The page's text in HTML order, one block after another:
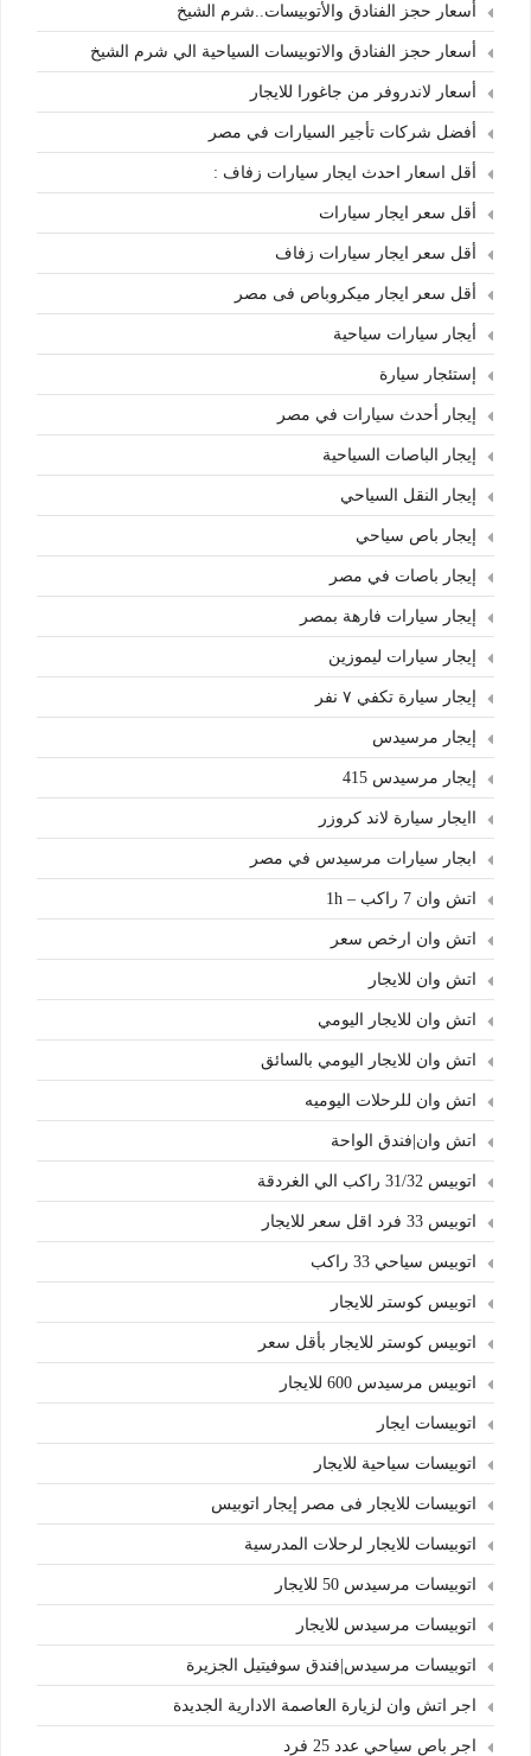
أسعار حجز الفنادق والأتوبيسات..شرم الشيخ
أسعار حجز الفنادق والاتوبيسات السياحية الي شرم الشيخ
أسعار لاندروفر من جاغورا للايجار
أفضل شركات تأجير السيارات في مصر
أقل اسعار احدث ايجار سيارات زفاف :
أقل سعر ايجار سيارات
أقل سعر ايجار سيارات زفاف
أقل سعر ايجار ميكروباص فى مصر
أيجار سيارات سياحية
إستئجار سيارة
إيجار أحدث سيارات في مصر
إيجار الباصات السياحية
إيجار النقل السياحي
إيجار باص سياحي
إيجار باصات في مصر
إيجار سيارات فارهة بمصر
إيجار سيارات ليموزين
إيجار سيارة تكفي ٧ نفر
إيجار مرسيدس
إيجار مرسيدس 415
اايجار سيارة لاند كروزر
ابجار سيارات مرسيدس في مصر
اتش وان 7 راكب – 1h
اتش وان ارخص سعر
اتش وان للايجار
اتش وان للايجار اليومي
اتش وان للايجار اليومي بالسائق
اتش وان للرحلات اليوميه
اتش وان|فندق الواحة
اتوبيس 31/32 راكب الي الغردقة
اتوبيس 33 فرد اقل سعر للايجار
اتوبيس سياحي 33 راكب
اتوبيس كوستر للايجار
اتوبيس كوستر للايجار بأقل سعر
اتوبيس مرسيدس 600 للايجار
اتوبيسات ايجار
اتوبيسات سياحية للايجار
اتوبيسات للايجار فى مصر إيجار اتوبيس
اتوبيسات للايجار لرحلات المدرسية
اتوبيسات مرسيدس 50 للايجار
اتوبيسات مرسيدس للايجار
اتوبيسات مرسيدس|فندق سوفيتيل الجزيرة
اجر اتش وان لزيارة العاصمة الادارية الجديدة
اجر باص سياحي عدد 25 فرد